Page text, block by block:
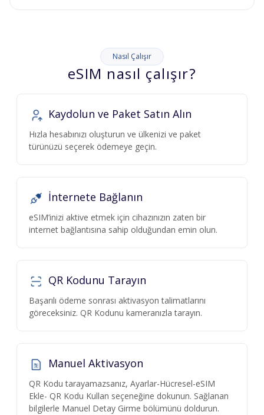
Nasıl Çalışır
eSIM nasıl çalışır?
Kaydolun ve Paket Satın Alın
Hızla hesabınızı oluşturun ve ülkenizi ve paket
türünüzü seçerek ödemeye geçin.
İnternete Bağlanın
eSIM’inizi aktive etmek için cihazınızın zaten bir
internet bağlantısına sahip olduğundan emin olun.
QR Kodunu Tarayın
Başarılı ödeme sonrası aktivasyon talimatlarını
göreceksiniz. QR Kodunu kameranızla tarayın.
Manuel Aktivasyon
QR Kodu tarayamazsanız, Ayarlar-Hücresel-eSIM
Ekle- QR Kodu Kullan seçeneğine dokunun. Sağlanan
bilgilerle Manuel Detay Girme bölümünü doldurun.